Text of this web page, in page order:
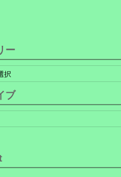
ー
ブ